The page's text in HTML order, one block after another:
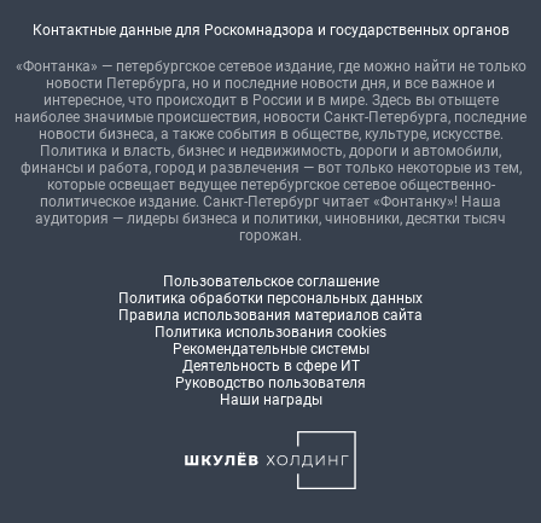
Контактные данные для Роскомнадзора и государственных органов
«Фонтанка» — петербургское сетевое издание, где можно найти не только
новости Петербурга, но и последние новости дня, и все важное и
интересное, что происходит в России и в мире. Здесь вы отыщете
наиболее значимые происшествия, новости Санкт-Петербурга, последние
новости бизнеса, а также события в обществе, культуре, искусстве.
Политика и власть, бизнес и недвижимость, дороги и автомобили,
финансы и работа, город и развлечения — вот только некоторые из тем,
которые освещает ведущее петербургское сетевое общественно-
политическое издание. Санкт-Петербург читает «Фонтанку»! Наша
аудитория — лидеры бизнеса и политики, чиновники, десятки тысяч
горожан.
Пользовательское соглашение
Политика обработки персональных данных
Правила использования материалов сайта
Политика использования cookies
Рекомендательные системы
Деятельность в сфере ИТ
Руководство пользователя
Наши награды